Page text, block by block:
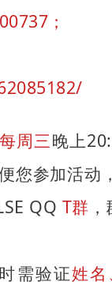
；
每周三晚上
您参加活动
QQ T群
需验证姓